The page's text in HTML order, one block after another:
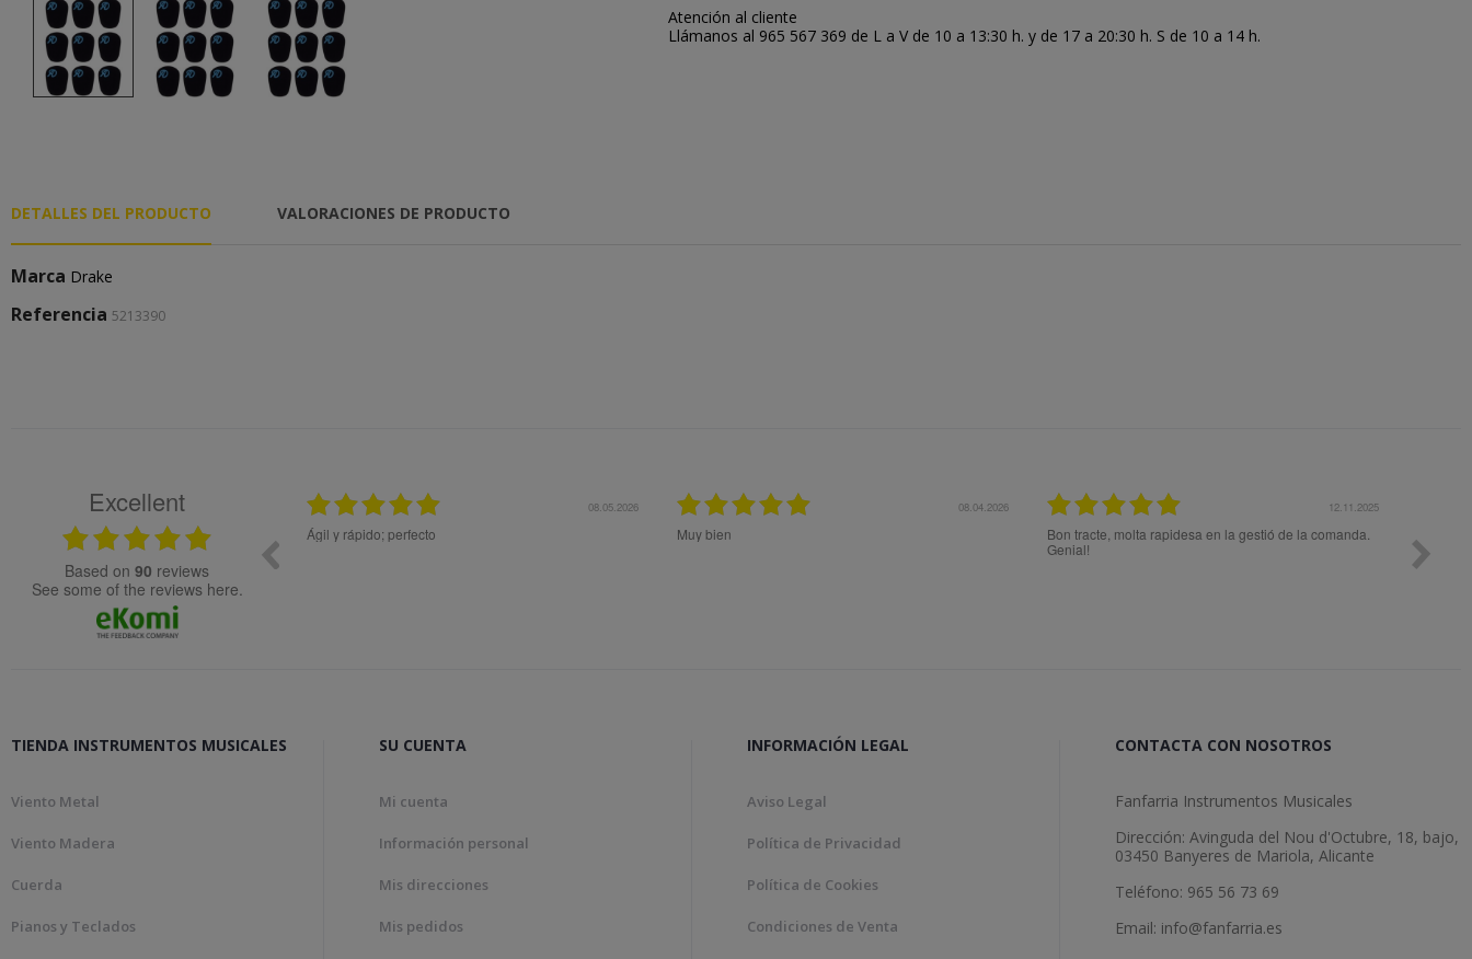
Atención al cliente
Llámanos al 965 567 369 de L a V de 10 a 13:30 h. y de 17 a 20:30 h. S de 10 a 14 h.
DETALLES DEL PRODUCTO VALORACIONES DE PRODUCTO
Marca Drake
Referencia 5213390
Excellent
based on 90 reviews
see some of the reviews here.
08.04.2026
Muy bien
12.11.2025
Bon tracte, molta rapidesa en la gestió de la comanda.
27.10.2025
Me aconsejaron muy bien previo a la compra para
el mejor producto a mis necesidades. Superó mis
TIENDA INSTRUMENTOS MUSICALES
Viento Metal
Viento Madera
Cuerda
Pianos y Teclados
SU CUENTA
Mi cuenta
Información personal
Mis direcciones
Mis pedidos
INFORMACIÓN LEGAL
Aviso Legal
Política de Privacidad
Política de Cookies
Condiciones de Venta
CONTACTA CON NOSOTROS
Fanfarria Instrumentos Musicales
Dirección: Avinguda del Nou d'Octubre, 18, bajo,
03450 Banyeres de Mariola, Alicante
Teléfono: 965 56 73 69
Email: info@fanfarria.es